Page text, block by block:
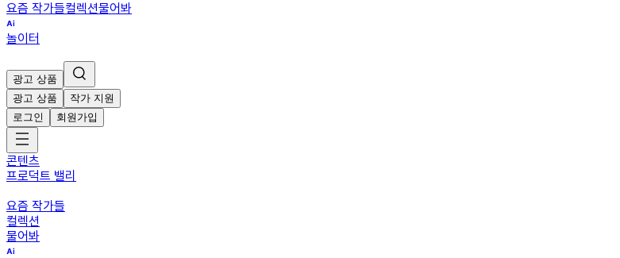
요즘 작가들컬렉션물어봐
놀이터
광고 상품
광고 상품
작가 지원
로그인
회원가입
콘텐츠
프로덕트 밸리
요즘 작가들
컬렉션
물어봐